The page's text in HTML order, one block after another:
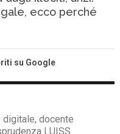
ecco perché
su Google
docente
LUISS